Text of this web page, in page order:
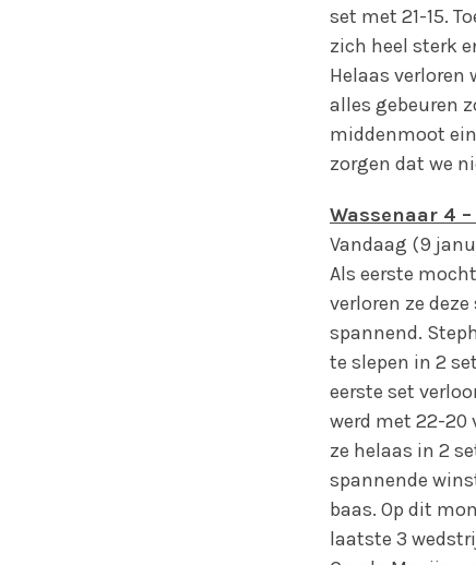
set met 21-15.
zich heel sterk
Helaas verloren
alles gebeuren
middenmoot
zorgen dat we
Wassenaar 4
Vandaag (9
Als eerste
verloren ze
spannend.
te slepen in 2
eerste set
werd met 22-20
ze helaas in 2
spannende
baas. Op dit
laatste 3